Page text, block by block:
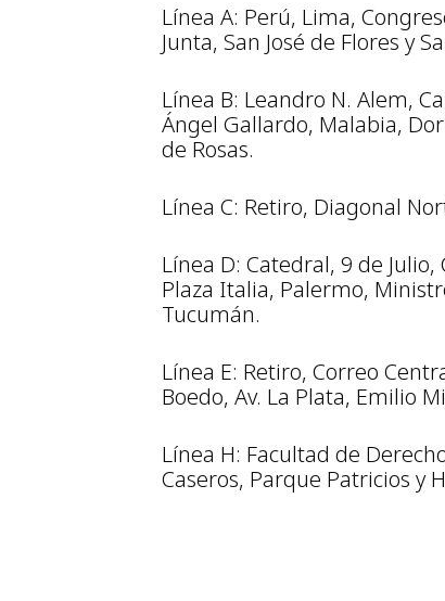
Línea A: Perú, Lima,
Junta, San José de Flores y
Línea B: Leandro N. Alem,
Ángel Gallardo, Malabia,
de Rosas.
Línea C: Retiro, Diagonal
Línea D: Catedral, 9 de
Plaza Italia, Palermo,
Tucumán.
Línea E: Retiro, Correo
Boedo, Av. La Plata, Emilio
Línea H: Facultad de
Caseros, Parque Patricios y